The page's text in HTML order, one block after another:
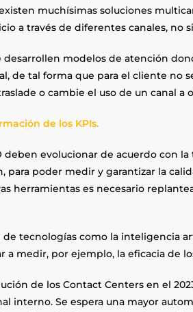
muchísimas soluciones
a través de diferentes canales, no
desarrollen modelos de atención
de tal forma que para el cliente no
o cambie el uso de un canal a
de los KPIs.
deben evolucionar de acuerdo con
para poder medir y garantizar la
herramientas es necesario
tecnologías como la inteligencia
a medir, por ejemplo, la eficacia de
de los Contact Centers en el
interno. Se espera una mayor